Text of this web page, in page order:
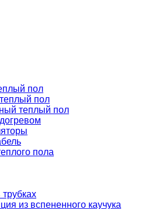
пол
пол
теплый пол
пола
из вспененного каучука